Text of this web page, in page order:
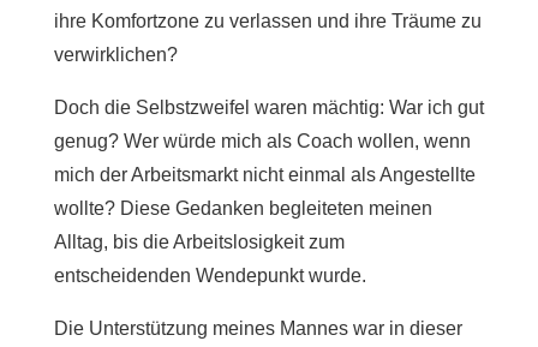
ihre Komfortzone zu verlassen und ihre Träume zu
verwirklichen?
Doch die Selbstzweifel waren mächtig: War ich gut
genug? Wer würde mich als Coach wollen, wenn
mich der Arbeitsmarkt nicht einmal als Angestellte
wollte? Diese Gedanken begleiteten meinen
Alltag, bis die Arbeitslosigkeit zum
entscheidenden Wendepunkt wurde.
Die Unterstützung meines Mannes war in dieser